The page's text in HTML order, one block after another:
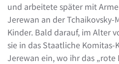
und arbeitete später mit
Jerewan an der
Kinder. Bald darauf, im Alter
sie in das Staatliche
Jerewan ein, wo ihr das